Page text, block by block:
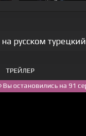
русском
ТРЕЙЛЕР
Вы остановились на 91